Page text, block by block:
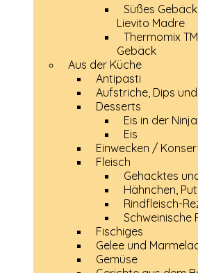
Süßes
Lievito Madre
Thermomix
Gebäck
Aus der Küche
Antipasti
Aufstriche, Dips
Desserts
Eis in der
Eis
Einwecken /
Fleisch
Gehacktes
Hähnchen,
Rindfleisch-
Schweinische
Fischiges
Gelee und
Gemüse